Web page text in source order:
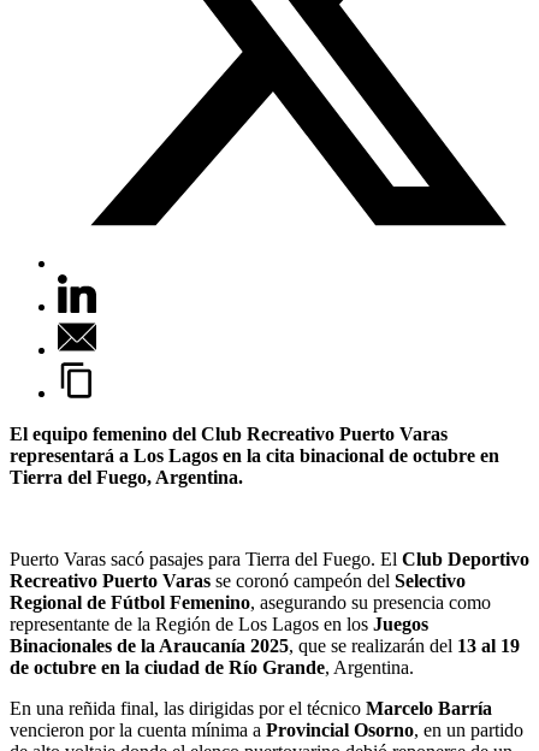
El equipo femenino del Club Recreativo Puerto Varas
representará a Los Lagos en la cita binacional de octubre en
Tierra del Fuego, Argentina.
Puerto Varas sacó pasajes para Tierra del Fuego. El Club Deportivo
Recreativo Puerto Varas se coronó campeón del Selectivo
Regional de Fútbol Femenino, asegurando su presencia como
representante de la Región de Los Lagos en los Juegos
Binacionales de la Araucanía 2025, que se realizarán del 13 al 19
de octubre en la ciudad de Río Grande, Argentina.
En una reñida final, las dirigidas por el técnico Marcelo Barría
vencieron por la cuenta mínima a Provincial Osorno, en un partido